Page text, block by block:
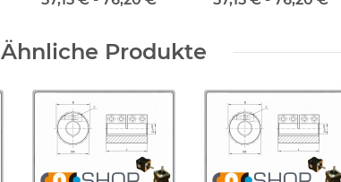
Ähnliche Produkte